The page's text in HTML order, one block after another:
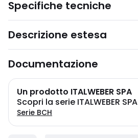
Specifiche tecniche
Descrizione estesa
Documentazione
Un prodotto ITALWEBER SPA
Scopri la serie ITALWEBER SPA
Serie BCH